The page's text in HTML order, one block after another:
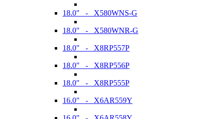
18.0" - X580WNS-G
18.0" - X580WNR-G
18.0" - X8RP557P
18.0" - X8RP556P
18.0" - X8RP555P
16.0" - X6AR559Y